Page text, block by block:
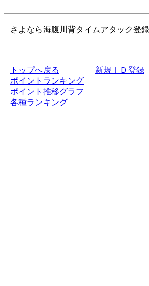
さよなら海腹川背タイムアタック登
トップへ戻る
ポイントランキング
ポイント推移グラフ
各種ランキング
新規ＩＤ登録